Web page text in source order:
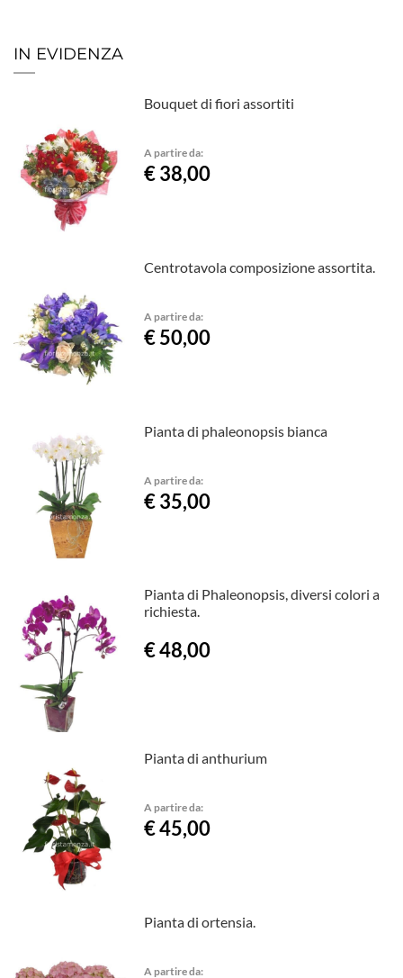
IN EVIDENZA
Bouquet di fiori assortiti
A partire da:
€ 38,00
Centrotavola composizione assortita.
A partire da:
€ 50,00
Pianta di phaleonopsis bianca
A partire da:
€ 35,00
Pianta di Phaleonopsis, diversi colori a
richiesta.
€ 48,00
Pianta di anthurium
A partire da:
€ 45,00
Pianta di ortensia.
A partire da: